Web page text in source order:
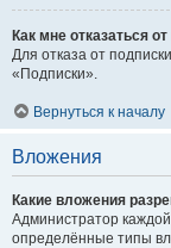
Как мне отказаться
Для отказа от
«Подписки».
Вернуться к началу
Вложения
Какие вложения
Администратор
определённые типы